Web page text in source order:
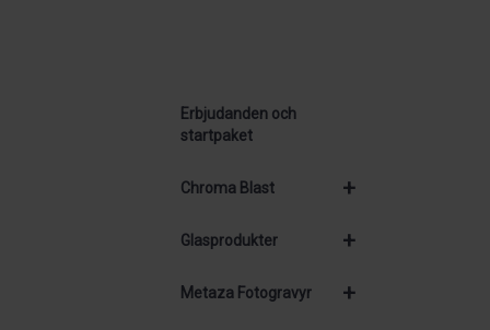
Erbjudanden och
startpaket
+
Chroma Blast
+
Glasprodukter
+
Metaza Fotogravyr